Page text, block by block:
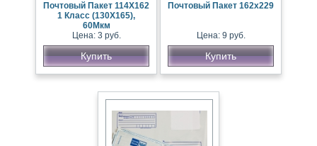
Почтовый Пакет 114Х162
1 Класс (130Х165),
60Мкм
Цена: 3 руб.
Купить
Почтовый Пакет 162х229
Цена: 9 руб.
Купить